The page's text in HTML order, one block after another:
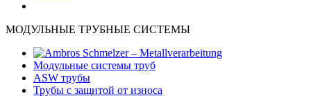
МОДУЛЬНЫЕ ТРУБНЫЕ СИСТЕМЫ
Модульные системы труб
ASW трубы
Трубы с защитой от износа